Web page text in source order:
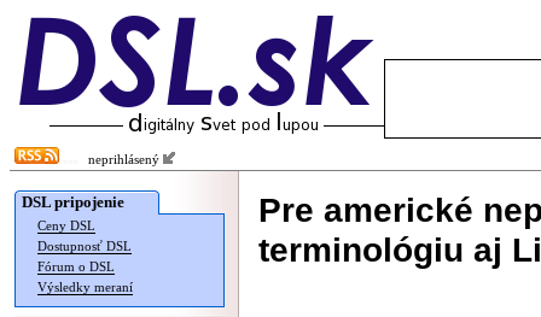
neprihlásený
DSL pripojenie
Ceny DSL
Dostupnosť DSL
Fórum o DSL
Výsledky meraní
Pre americké
terminológiu aj